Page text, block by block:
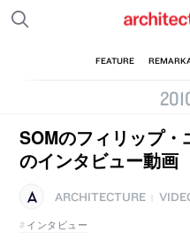
SOMのフィリップ・
のインタビュー動画
ARCHITECTURE
インタビュー